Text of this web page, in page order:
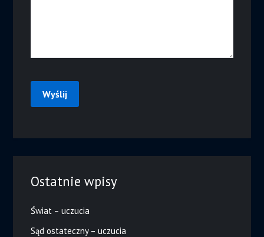
Ostatnie wpisy
Świat – uczucia
Sąd ostateczny – uczucia